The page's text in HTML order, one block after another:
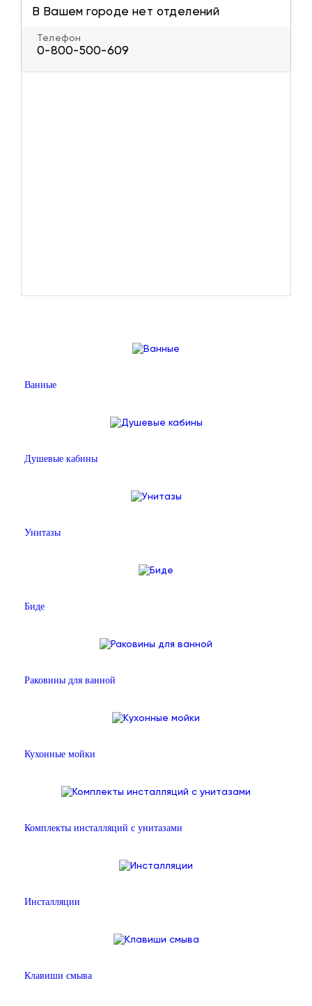
В Вашем городе нет отделений
Телефон
0-800-500-609
Ванные
Душевые кабины
Унитазы
Биде
Раковины для ванной
Кухонные мойки
Комплекты инсталляций с унитазами
Инсталляции
Клавиши смыва